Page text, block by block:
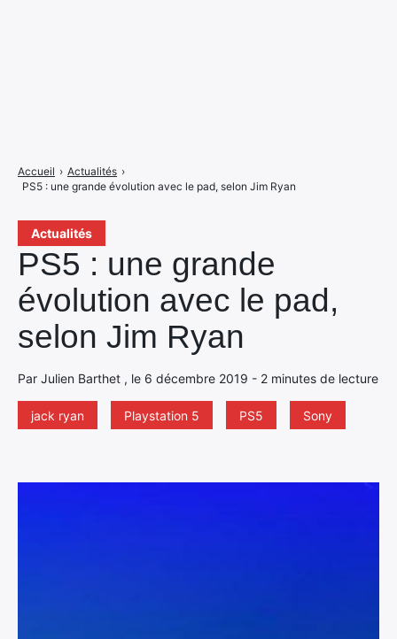
Actualités
PS5 : une grande
évolution avec le pad,
selon Jim Ryan
Par Julien Barthet , le 6 décembre 2019 - 2 minutes de lecture
jack ryan Playstation 5 PS5 Sony
Accueil › Actualités ›
PS5 : une grande évolution avec le pad, selon Jim Ryan